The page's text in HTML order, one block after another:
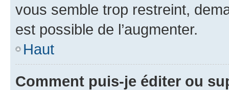
vous semble trop restreint,
est possible de l’augmenter.
Haut
Comment puis-je éditer ou